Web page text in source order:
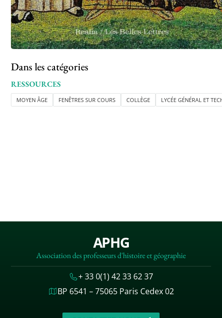
Dans les catégories
RESSOURCES
MOYEN ÂGE FENÊTRES SUR COURS COLLÈGE LYCÉE GÉNÉRAL ET
APHG
Association des professeurs d'histoire et géographie
+ 33 0(1) 42 33 62 37
BP 6541 – 75065 Paris Cedex 02